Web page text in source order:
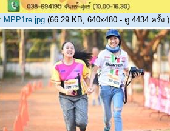
MPP1re.jpg(66.29 KB, 640x480 - ดู 4434 ครั้ง.)